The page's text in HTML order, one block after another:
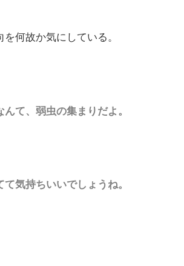
何故か気にしている。
て、弱虫の集まりだよ。
気持ちいいでしょうね。